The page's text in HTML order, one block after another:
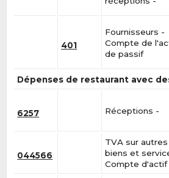
401
Fournisseurs -
Compte de
de passif
Dépenses de restaurant avec
6257 Réceptions -
044566
TVA sur autres
biens et
Compte d'actif